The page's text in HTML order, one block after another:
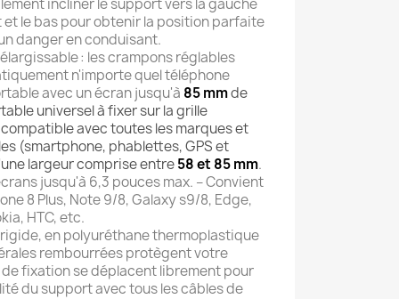
incliner le support vers la gauche
et le bas pour obtenir la position parfaite
danger en conduisant.
: les crampons réglables
n'importe quel téléphone
avec un écran jusqu'à 85 mmde
universel à fixer sur la grille
avec toutes les marques et
(smartphone, phablettes, GPS et
largeur comprise entre58 et 85 mm.
jusqu'à 6,3 pouces max. – Convient
8 Plus, Note 9/8, Galaxy s9/8, Edge,
HTC, etc.
en polyuréthane thermoplastique
rembourrées protègent votre
fixation se déplacent librement pour
du support avec tous les câbles de